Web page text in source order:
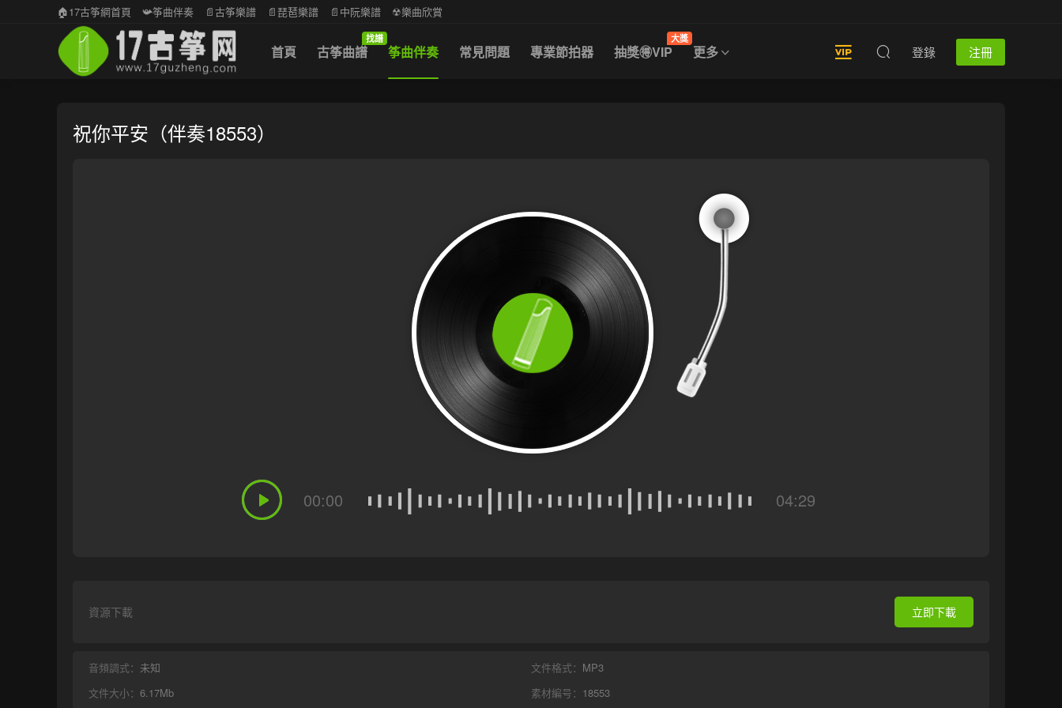
首頁 古筝曲譜
找譜
筝曲伴奏 常見問題 專業節拍器 抽獎🉐VIP
大獎
更多 登錄 注冊
🏠17古筝網首頁 📯筝曲伴奏 📄古筝樂譜 📄琵琶樂譜 📄中阮樂譜 ☢樂曲欣賞
祝你平安（伴奏18553）
00:00 04:29
資源下載 立即下載
音頻調式： 未知 文件格式： MP3
文件大小： 6.17Mb 素材編号： 18553